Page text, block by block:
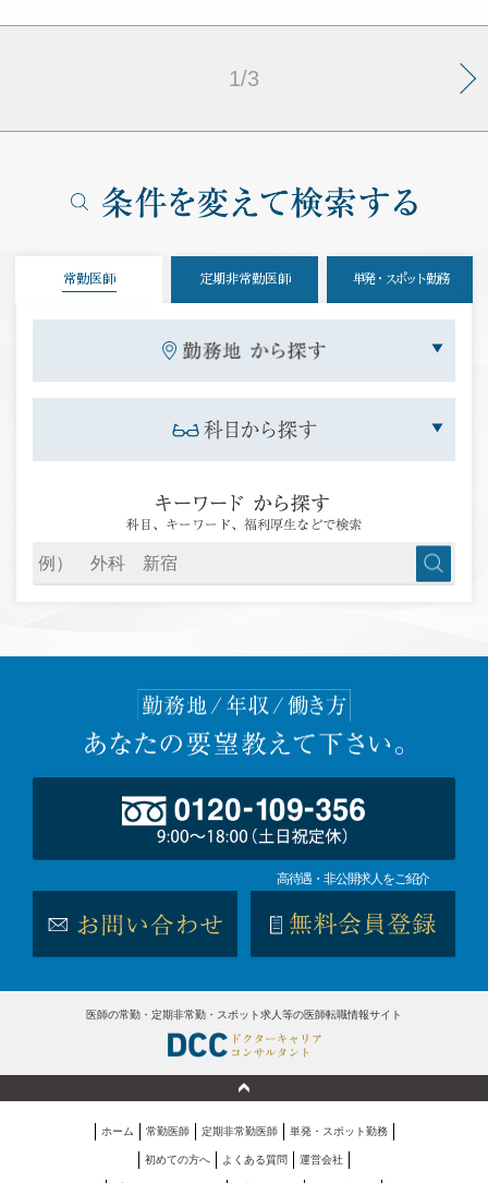
1/3 »
常勤医師 定期非常勤医師 単発・スポット勤務
高待遇・非公開求人をご紹介
医師の常勤・定期非常勤・スポット求人等の医師転職情報サイト
ホーム 常勤医師 定期非常勤医師 単発・スポット勤務
初めての方へ よくある質問 運営会社